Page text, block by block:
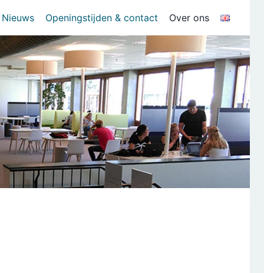
Nieuws Openingstijden & contact Over ons